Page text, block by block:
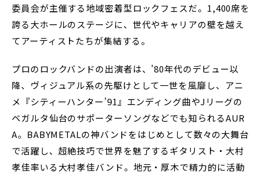
委員会が主催する地域密着型ロックフェスだ。1,400席を
誇る大ホールのステージに、世代やキャリアの壁を越え
てアーティストたちが集結する。
プロのロックバンドの出演者は、’80年代のデビュー以
降、ヴィジュアル系の先駆けとして一世を風靡し、アニ
メ『シティーハンター’91』エンディング曲やJリーグの
ベガルタ仙台のサポーターソングなどでも知られるAUR
A。BABYMETALの神バンドをはじめとして数々の大舞台
で活躍し、超絶技巧で世界を魅了するギタリスト・大村
孝佳率いる大村孝佳バンド。地元・厚木で精力的に活動